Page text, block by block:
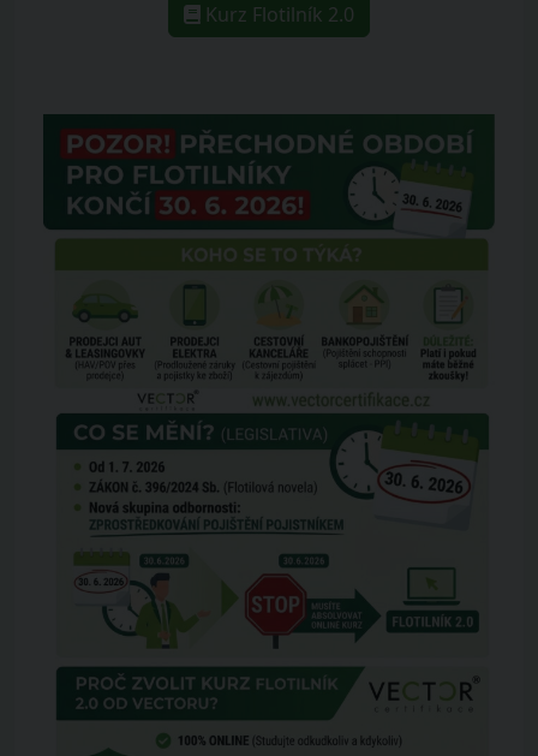
Kurz Flotilník 2.0